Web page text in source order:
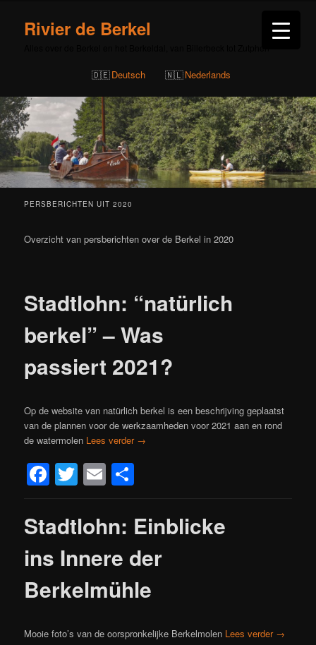
Rivier de Berkel
Deutsch Nederlands
PERSBERICHTEN UIT 2020
Overzicht van persberichten over de Berkel in 2020
Stadtlohn: “natürlich
berkel” – Was
passiert 2021?
Op de website van natürlich berkel is een beschrijving geplaatst
van de plannen voor de werkzaamheden voor 2021 aan en rond
de watermolen Lees verder →
Facebook
Twitter
Email
Stadtlohn: Einblicke
ins Innere der
Berkelmühle
Mooie foto’s van de oorspronkelijke Berkelmolen Lees verder →